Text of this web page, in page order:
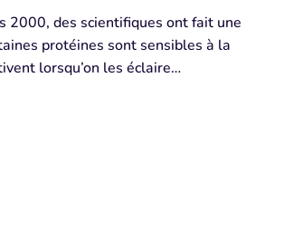
2000, des scientifiques ont fait une
protéines sont sensibles à la
lorsqu’on les éclaire…